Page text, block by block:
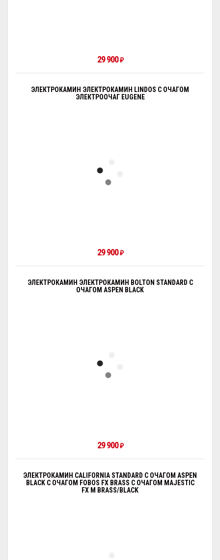
29 900₽
ЭЛЕКТРОКАМИН ЭЛЕКТРОКАМИН LINDOS С ОЧАГОМ
ЭЛЕКТРООЧАГ EUGENE
29 900₽
ЭЛЕКТРОКАМИН ЭЛЕКТРОКАМИН BOLTON STANDARD С
ОЧАГОМ АSPEN BLACK
29 900₽
ЭЛЕКТРОКАМИН CALIFORNIA STANDARD С ОЧАГОМ АSPEN
BLACK С ОЧАГОМ FOBOS FX BRASS С ОЧАГОМ MAJESTIC
FX M BRASS/BLACK